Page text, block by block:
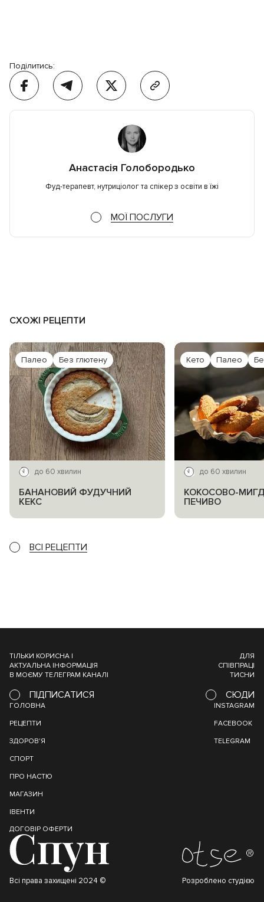
Поділитись:
Анастасія Голобородько
Фуд-терапевт, нутриціолог та спікер з освіти в їжі
МОЇ ПОСЛУГИ
СХОЖІ РЕЦЕПТИ
Палео Без глютену
до 60 хвилин
БАНАНОВИЙ ФУДУЧНИЙ
КЕКС
Кето Палео
до 60 хвилин
КОКОСОВО-
ПЕЧИВО
ВСІ РЕЦЕПТИ
ТІЛЬКИ КОРИСНА І
АКТУАЛЬНА ІНФОРМАЦІЯ
В МОЄМУ ТЕЛЕГРАМ КАНАЛІ
ПІДПИСАТИСЯ
ДЛЯ
СПІВПРАЦІ
ТИСНИ
СЮДИ
ГОЛОВНА
РЕЦЕПТИ
ЗДОРОВ'Я
СПОРТ
ПРО НАСТЮ
МАГАЗИН
ІВЕНТИ
ДОГОВІР ОФЕРТИ
INSTAGRAM
FACEBOOK
TELEGRAM
Всі права захищені 2024 © Розроблено студією